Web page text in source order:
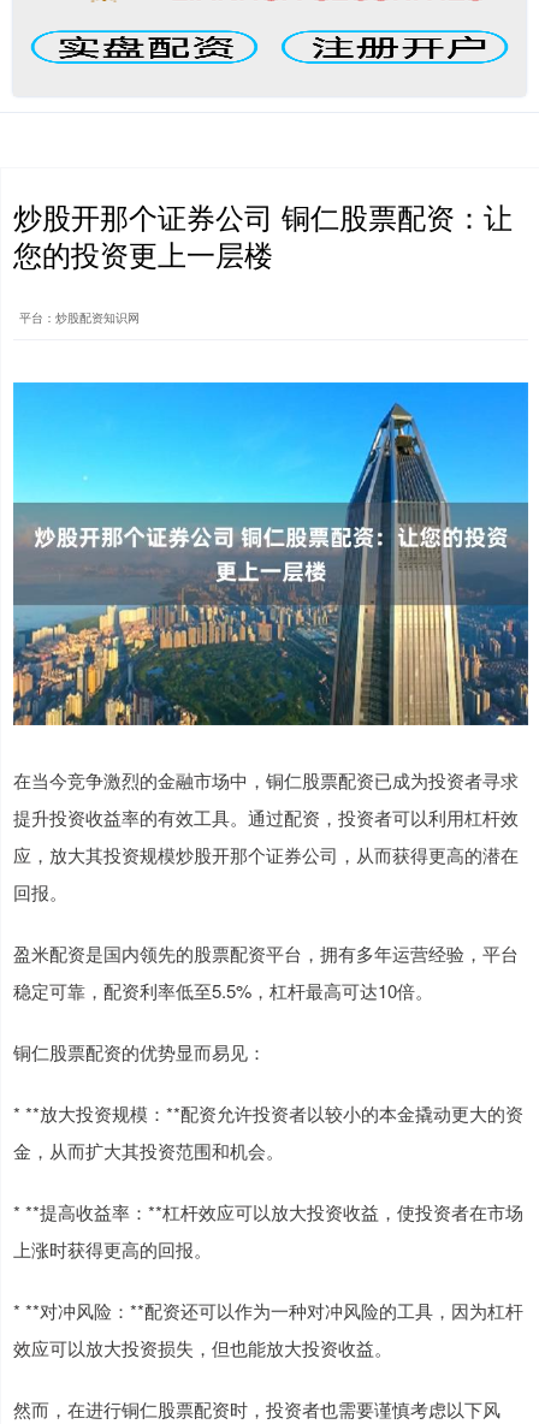
炒股开那个证券公司 铜仁股票配资：让
您的投资更上一层楼
平台：炒股配资知识网
在当今竞争激烈的金融市场中，铜仁股票配资已成为投资者寻求
提升投资收益率的有效工具。通过配资，投资者可以利用杠杆效
应，放大其投资规模炒股开那个证券公司，从而获得更高的潜在
回报。
盈米配资是国内领先的股票配资平台，拥有多年运营经验，平台
稳定可靠，配资利率低至5.5%，杠杆最高可达10倍。
铜仁股票配资的优势显而易见：
* **放大投资规模：**配资允许投资者以较小的本金撬动更大的资
金，从而扩大其投资范围和机会。
* **提高收益率：**杠杆效应可以放大投资收益，使投资者在市场
上涨时获得更高的回报。
* **对冲风险：**配资还可以作为一种对冲风险的工具，因为杠杆
效应可以放大投资损失，但也能放大投资收益。
然而，在进行铜仁股票配资时，投资者也需要谨慎考虑以下风